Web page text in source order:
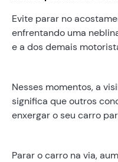
Evite parar no
enfrentando uma
e a dos demais
Nesses momentos, a
significa que outros
enxergar o seu carro
Parar o carro na via,